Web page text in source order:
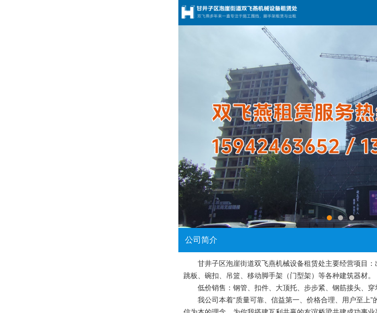
公司简介
甘井子区泡崖街道双飞燕机械设备租赁处主要经营项目：
跳板、碗扣、吊篮、移动脚手架（门型架）等各种建筑器材。
低价销售：钢管、扣件、大顶托、步步紧、钢筋接头、穿
我公司本着“质量可靠、信益第一、价格合理、用户至上”